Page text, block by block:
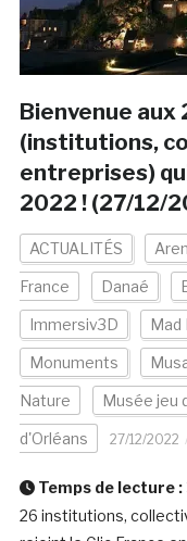
Bienvenue
(institutions,
entreprises)
2022 ! (27/12/
ACTUALITÉS
France Danaé
Immersiv3D Mad
Monuments
Nature Musée jeu
d'Orléans 27/12/2022
Temps de lecture :
26 institutions,